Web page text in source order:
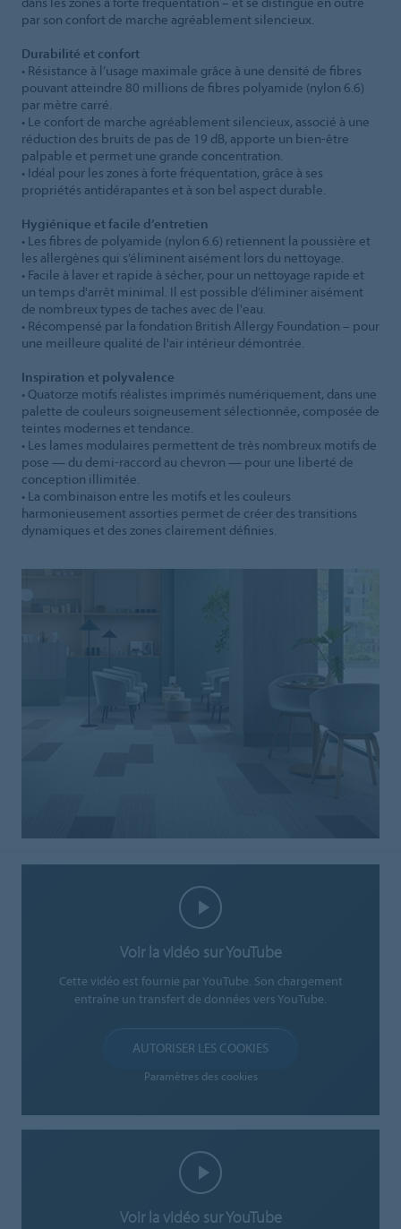
par son confort de marche agréablement silencieux.
Durabilité et confort
• Résistance à l’usage maximale grâce à une densité de fibres
pouvant atteindre 80 millions de fibres polyamide (nylon 6.6)
par mètre carré.
• Le confort de marche agréablement silencieux, associé à une
réduction des bruits de pas de 19 dB, apporte un bien-être
palpable et permet une grande concentration.
• Idéal pour les zones à forte fréquentation, grâce à ses
propriétés antidérapantes et à son bel aspect durable.
Hygiénique et facile d’entretien
• Les fibres de polyamide (nylon 6.6) retiennent la poussière et
les allergènes qui s’éliminent aisément lors du nettoyage.
• Facile à laver et rapide à sécher, pour un nettoyage rapide et
un temps d'arrêt minimal. Il est possible d’éliminer aisément
de nombreux types de taches avec de l'eau.
• Récompensé par la fondation British Allergy Foundation – pour
une meilleure qualité de l'air intérieur démontrée.
Inspiration et polyvalence
• Quatorze motifs réalistes imprimés numériquement, dans une
palette de couleurs soigneusement sélectionnée, composée de
teintes modernes et tendance.
• Les lames modulaires permettent de très nombreux motifs de
pose — du demi-raccord au chevron — pour une liberté de
conception illimitée.
• La combinaison entre les motifs et les couleurs
harmonieusement assorties permet de créer des transitions
dynamiques et des zones clairement définies.
Voir la vidéo sur YouTube
Cette vidéo est fournie par YouTube. Son chargement
entraîne un transfert de données vers YouTube.
AUTORISER LES COOKIES
Paramètres des cookies
Voir la vidéo sur YouTube